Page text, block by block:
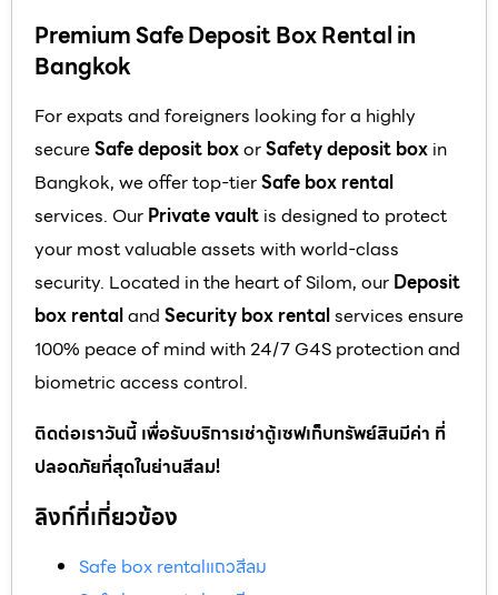
Premium Safe Deposit Box Rental in
Bangkok
For expats and foreigners looking for a highly
secureSafe deposit boxorSafety deposit box in
Bangkok, we offer top-tierSafe box rental
services. Our Private vault is designed to protect
your most valuable assets with world-class
security. Located in the heart of Silom, our Deposit
box rentaland Security box rentalservices ensure
100% peace of mind with 24/7 G4S protection and
biometric access control.
ติดต่อเราวันนี้ เพื่อรับบริการเช่าตู้เซฟเก็บทรัพย์สินมีค่า ที่
ปลอดภัยที่สุดในย่านสีลม!
ลิงก์ที่เกี่ยวข้อง
Safe box rentalแถวสีลม